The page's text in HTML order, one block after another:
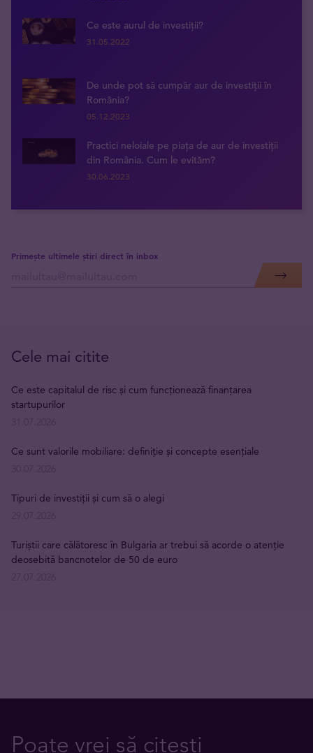
Ce este aurul de investiții?
31.05.2022
De unde pot să cumpăr aur de investiții în
România?
05.12.2023
Practici neloiale pe piața de aur de investiții
din România. Cum le evităm?
30.06.2023
Primește ultimele știri direct în inbox
Cele mai citite
Ce este capitalul de risc și cum funcționează finanțarea
startupurilor
Ce sunt valorile mobiliare: definiție și concepte esențiale
Tipuri de investiții și cum să o alegi
Turiștii care călătoresc în Bulgaria ar trebui să acorde o atenție
deosebită bancnotelor de 50 de euro
Poate vrei să citești